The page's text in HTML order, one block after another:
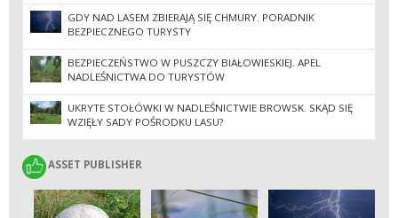
GDY NAD LASEM ZBIERAJĄ SIĘ CHMURY. PORADNIK
BEZPIECZNEGO TURYSTY
BEZPIECZEŃSTWO W PUSZCZY BIAŁOWIESKIEJ. APEL
NADLEŚNICTWA DO TURYSTÓW
UKRYTE STOŁÓWKI W NADLEŚNICTWIE BROWSK. SKĄD SIĘ
WZIĘŁY SADY POŚRODKU LASU?
ASSET PUBLISHER
ASSET PUBLISHER